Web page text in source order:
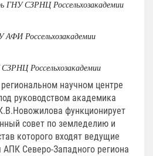
ГНУ СЗРНЦ Россельхозакадемии
Россельхозакадемии
Россельхозакадемии
научном центре
руководством академика
функционирует
совет по земледелию и
которого входят ведущие
Северо-Западного региона